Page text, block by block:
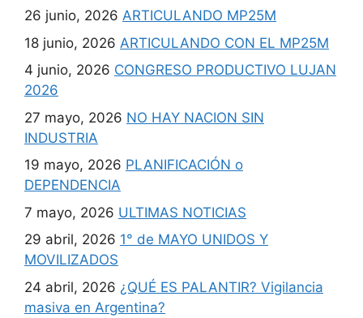
26 junio, 2026 ARTICULANDO MP25M
18 junio, 2026 ARTICULANDO CON EL MP25M
4 junio, 2026 CONGRESO PRODUCTIVO LUJAN
2026
27 mayo, 2026 NO HAY NACION SIN
INDUSTRIA
19 mayo, 2026 PLANIFICACIÓN o
DEPENDENCIA
7 mayo, 2026 ULTIMAS NOTICIAS
29 abril, 2026 1° de MAYO UNIDOS Y
MOVILIZADOS
24 abril, 2026 ¿QUÉ ES PALANTIR? Vigilancia
masiva en Argentina?